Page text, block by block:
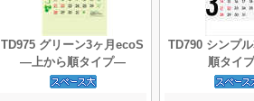
TD975 グリーン3ヶ月ecoS
—上から順タイプ—
TD790 シンプ
順タイ